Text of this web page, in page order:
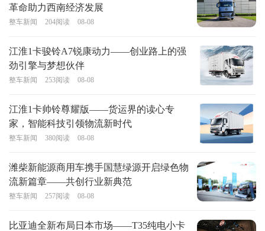
革命助力西南经济发展
整车新闻 204阅读 08-08
江淮1卡骏铃A7锐康动力——创业路上的强
劲引擎与梦想伙伴
整车新闻 253阅读 08-08
江淮1卡帅铃尊耀版——货运界的读心专
家，智能科技引领物流新时代
整车新闻 380阅读 08-08
潍柴新能源商用车携手国慧绿源开启绿色物
流新篇章——共创行业新典范
整车新闻 257阅读 08-08
比亚迪全新布局日本市场——T35纯电小卡